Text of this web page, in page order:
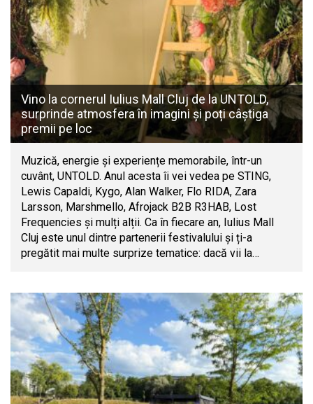
Vino la cornerul Iulius Mall Cluj de la UNTOLD,
surprinde atmosfera în imagini și poți câștiga
premii pe loc
Muzică, energie și experiențe memorabile, într-un
cuvânt, UNTOLD. Anul acesta îi vei vedea pe STING,
Lewis Capaldi, Kygo, Alan Walker, Flo RIDA, Zara
Larsson, Marshmello, Afrojack B2B R3HAB, Lost
Frequencies și mulți alții. Ca în fiecare an, Iulius Mall
Cluj este unul dintre partenerii festivalului și ți-a
pregătit mai multe surprize tematice: dacă vii la…